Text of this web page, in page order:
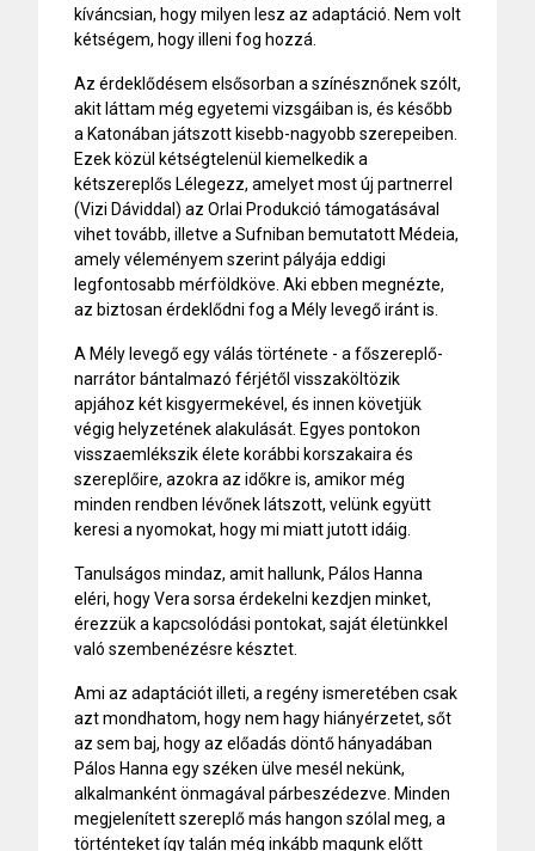
kíváncsian, hogy milyen lesz az adaptáció. Nem volt
kétségem, hogy illeni fog hozzá.
Az érdeklődésem elsősorban a színésznőnek szólt,
akit láttam még egyetemi vizsgáiban is, és később
a Katonában játszott kisebb-nagyobb szerepeiben.
Ezek közül kétségtelenül kiemelkedik a
kétszereplős Lélegezz, amelyet most új partnerrel
(Vizi Dáviddal) az Orlai Produkció támogatásával
vihet tovább, illetve a Sufniban bemutatott Médeia,
amely véleményem szerint pályája eddigi
legfontosabb mérföldköve. Aki ebben megnézte,
az biztosan érdeklődni fog a Mély levegő iránt is.
A Mély levegő egy válás története - a főszereplő-
narrátor bántalmazó férjétől visszaköltözik
apjához két kisgyermekével, és innen követjük
végig helyzetének alakulását. Egyes pontokon
visszaemlékszik élete korábbi korszakaira és
szereplőire, azokra az időkre is, amikor még
minden rendben lévőnek látszott, velünk együtt
keresi a nyomokat, hogy mi miatt jutott idáig.
Tanulságos mindaz, amit hallunk, Pálos Hanna
eléri, hogy Vera sorsa érdekelni kezdjen minket,
érezzük a kapcsolódási pontokat, saját életünkkel
való szembenézésre késztet.
Ami az adaptációt illeti, a regény ismeretében csak
azt mondhatom, hogy nem hagy hiányérzetet, sőt
az sem baj, hogy az előadás döntő hányadában
Pálos Hanna egy széken ülve mesél nekünk,
alkalmanként önmagával párbeszédezve. Minden
megjelenített szereplő más hangon szólal meg, a
történteket így talán még inkább magunk előtt